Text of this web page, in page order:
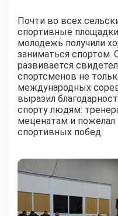
Почти во всех
спортивные
молодежь получили
заниматься спортом.
развивается
спортсменов не
международных
выразил
спорту людям:
меценатам и
спортивных побед.